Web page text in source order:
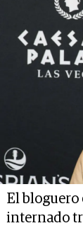
El bloguero
internado